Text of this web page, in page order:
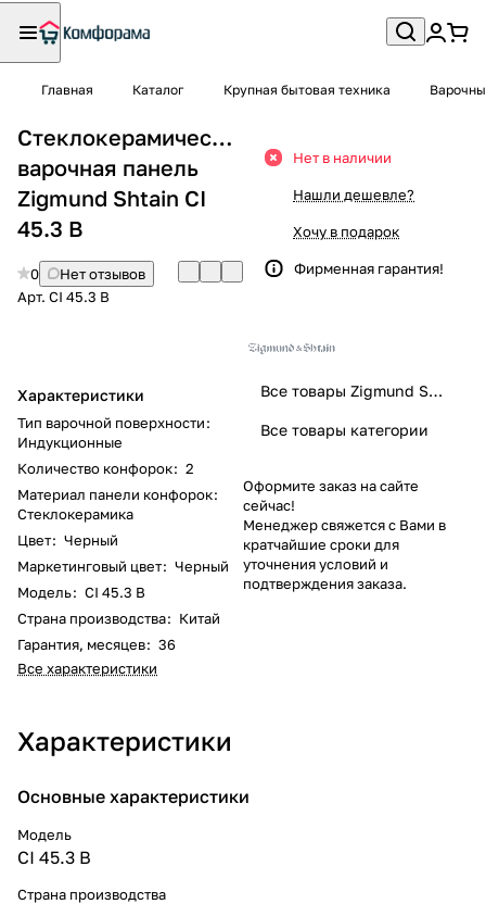
Главная Каталог Крупная бытовая техника
Стеклокерамическая
варочная панель
Zigmund Shtain CI
45.3 B
0
Нет отзывов
Арт. CI 45.3 B
Характеристики
Тип варочной поверхности:
Индукционные
Количество конфорок: 2
Материал панели конфорок:
Стеклокерамика
Цвет: Черный
Маркетинговый цвет: Черный
Модель: CI 45.3 B
Страна производства: Китай
Гарантия, месяцев: 36
Все характеристики
Нет в наличии
Нашли дешевле?
Хочу в подарок
Фирменная гарантия!
Все товары Zigmund Shtain
Все товары категории
Оформите заказ на сайте
сейчас!
Менеджер свяжется с Вами в
кратчайшие сроки для
уточнения условий и
подтверждения заказа.
Характеристики
Основные характеристики
Модель
CI 45.3 B
Страна производства